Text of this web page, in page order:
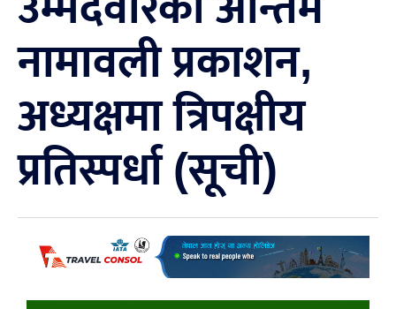
नामावली प्रकाशन,
अध्यक्षमा त्रिपक्षीय
प्रतिस्पर्धा (सूची)